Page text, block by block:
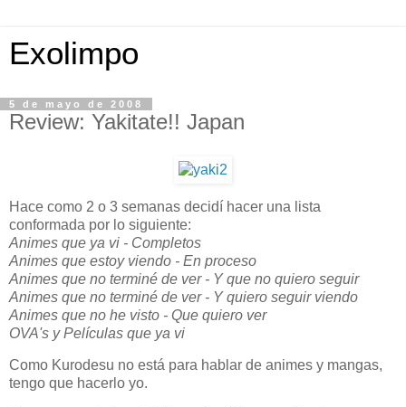
Exolimpo
5 de mayo de 2008
Review: Yakitate!! Japan
Hace como 2 o 3 semanas decidí hacer una lista
conformada por lo siguiente:
Animes que ya vi - Completos
Animes que estoy viendo - En proceso
Animes que no terminé de ver - Y que no quiero seguir
Animes que no terminé de ver - Y quiero seguir viendo
Animes que no he visto - Que quiero ver
OVA's y Películas que ya vi
Como Kurodesu no está para hablar de animes y mangas,
tengo que hacerlo yo.